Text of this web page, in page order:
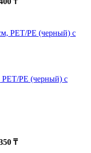
PE (черный) с
₸